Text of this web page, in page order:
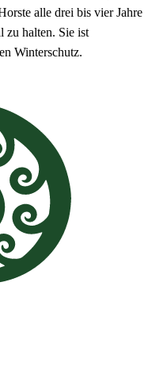
alle drei bis vier Jahre
zu halten. Sie ist
Winterschutz.